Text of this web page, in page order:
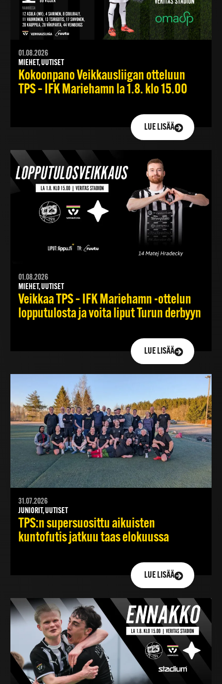
01.08.2026
MIEHET, UUTISET
Kokoonpano Veikkausliigan otteluun
TPS – IFK Mariehamn la 1.8. klo 15.00
LUE LISÄÄ
01.08.2026
MIEHET, UUTISET
Veikkaa TPS – IFK Mariehamn -ottelun
lopputulosta ja voita liput Turun derbyyn
LUE LISÄÄ
31.07.2026
JUNIORIT, UUTISET
TPS:n supersuosittu aikuisten
kuntofutis jatkuu taas elokuussa
LUE LISÄÄ